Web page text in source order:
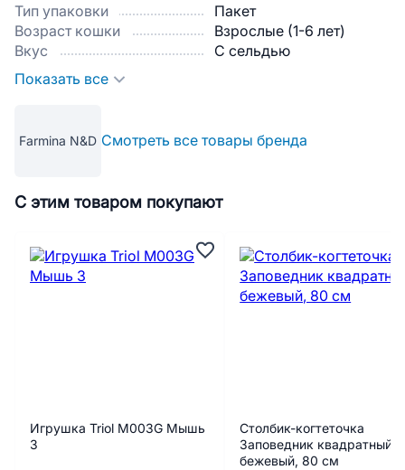
Тип упаковки
Пакет
Возраст кошки
Взрослые (1-6 лет)
Вкус
С сельдью
Показать все
Farmina N&D Смотреть все товары бренда
С этим товаром покупают
Игрушка Triol M003G Мышь
3
Столбик-когтеточка
Заповедник квадратный,
бежевый, 80 см